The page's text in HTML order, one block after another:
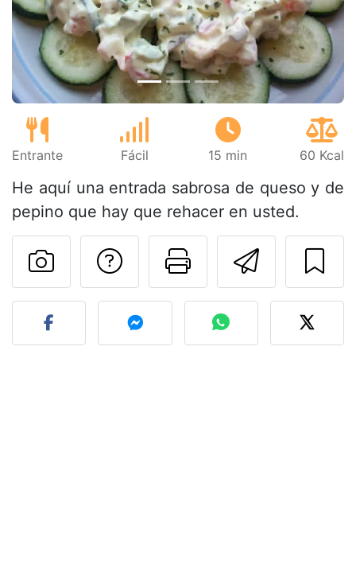
Entrante Fácil 15 min 60 Kcal
He aquí una entrada sabrosa de queso y de
pepino que hay que rehacer en usted.
Imprimir
Preguntar al autor
Publicar la foto de esta